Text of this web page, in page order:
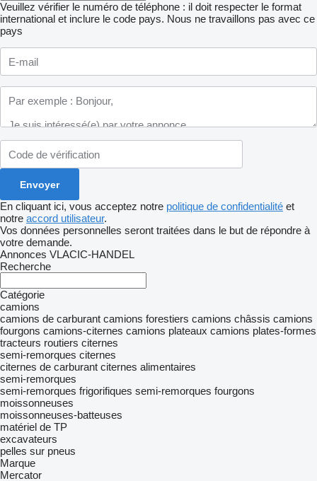
Veuillez vérifier le numéro de téléphone : il doit respecter le format
international et inclure le code pays. Nous ne travaillons pas avec ce
pays
En cliquant ici, vous acceptez notre politique de confidentialité et
notre accord utilisateur.
Vos données personnelles seront traitées dans le but de répondre à
votre demande.
Annonces VLACIC-HANDEL
Recherche
Catégorie
camions
camions de carburant camions forestiers camions châssis camions
fourgons camions-citernes camions plateaux camions plates-formes
tracteurs routiers citernes
semi-remorques citernes
citernes de carburant citernes alimentaires
semi-remorques
semi-remorques frigorifiques semi-remorques fourgons
moissonneuses
moissonneuses-batteuses
matériel de TP
excavateurs
pelles sur pneus
Marque
Mercator